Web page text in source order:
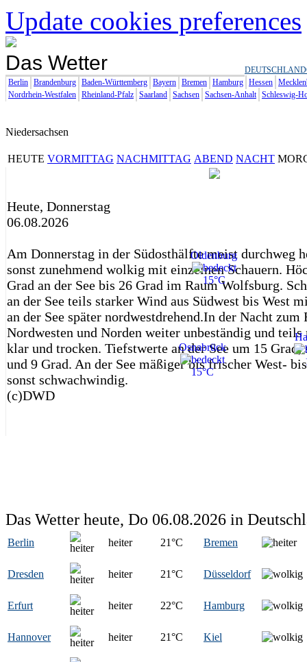
Update cookies preferences
Das Wetter DEUTSCHLAND
Berlin Brandenburg Baden-Württemberg Bayern Bremen Hamburg Hessen
Nordrhein-Westfalen Rheinland-Pfalz Saarland Sachsen Sachsen-Anhalt Schleswig-
Niedersachsen
HEUTE VORMITTAG NACHMITTAG ABEND NACHT
Oldenburg
15°C
Osnabrück
15°C
Heute, Donnerstag
06.08.2026
Am Donnerstag in der Südosthälfte meist durchweg
sonst zunehmend wolkig mit einzelnen Schauern.
Grad an der See bis 26 Grad im Raum Wolfsburg.
an der See teils starker Wind aus Südwest bis West
an der See später nordwestdrehend.In der Nacht zum
Nordwesten und Norden weiter unbeständig und teils
klar und trocken. Tiefstwerte an der See um 15 Grad,
und 9 Grad. An der See mäßiger bis frischer West-
sonst schwachwindig.
(c)DWD
Das Wetter heute, Do 06.08.2026 in
Berlin heiter 21°C Bremen
Dresden heiter 21°C Düsseldorf
Erfurt heiter 22°C Hamburg
Hannover heiter 21°C Kiel